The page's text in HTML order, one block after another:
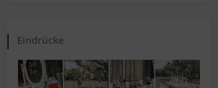
Eindrücke